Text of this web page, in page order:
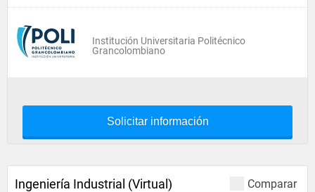
Institución Universitaria Politécnico
Grancolombiano
Solicitar información
Comparar
Ingeniería Industrial (Virtual)